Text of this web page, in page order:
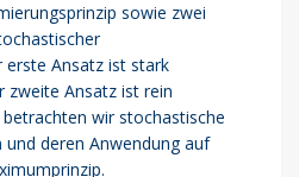
sowie zwei
Ansatz ist stark
zweite Ansatz ist rein
wir stochastische
und deren Anwendung auf